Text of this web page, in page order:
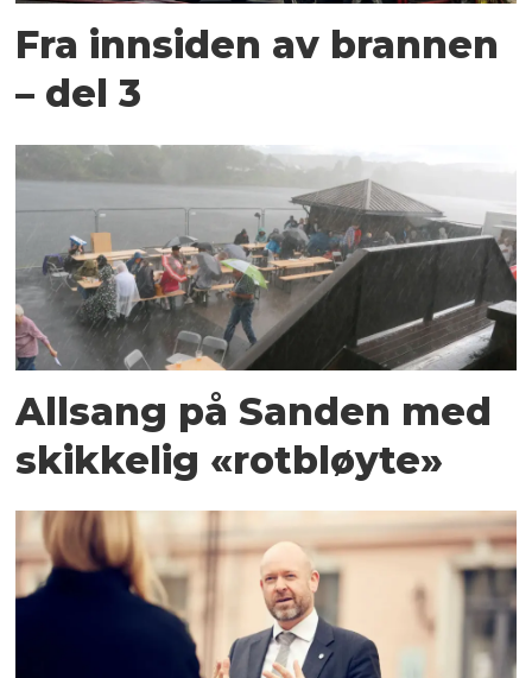
Fra innsiden av brannen
– del 3
Allsang på Sanden med
skikkelig «rotbløyte»